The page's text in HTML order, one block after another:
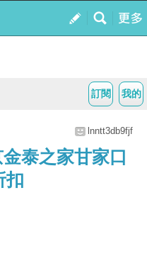
我的
訂閱
lnntt3db9fjf
金泰之家甘家口
扣